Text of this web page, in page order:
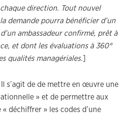
direction. Tout nouvel
demande pourra bénéficier d’un
ambassadeur confirmé, prêt à
et dont les évaluations à 360°
qualités managériales.
s’agit de de mettre en œuvre une
» et de permettre aux
déchiffrer » les codes d’une